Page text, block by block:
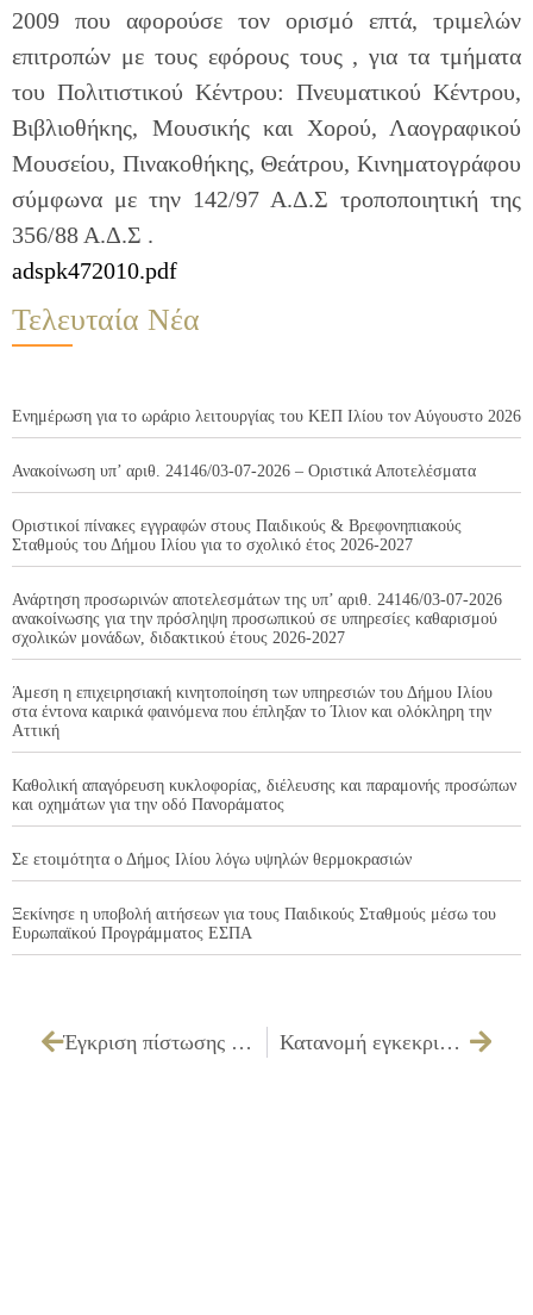
2009 που αφορούσε τον ορισμό επτά, τριμελών
επιτροπών με τους εφόρους τους , για τα τμήματα
του Πολιτιστικού Κέντρου: Πνευματικού Κέντρου,
Βιβλιοθήκης, Μουσικής και Χορού, Λαογραφικού
Μουσείου, Πινακοθήκης, Θεάτρου, Κινηματογράφου
σύμφωνα με την 142/97 Α.Δ.Σ τροποποιητική της
356/88 Α.Δ.Σ .
adspk472010.pdf
Τελευταία Νέα
Ενημέρωση για το ωράριο λειτουργίας του ΚΕΠ Ιλίου τον Αύγουστο 2026
Ανακοίνωση υπ’ αριθ. 24146/03-07-2026 – Οριστικά Αποτελέσματα
Οριστικοί πίνακες εγγραφών στους Παιδικούς & Βρεφονηπιακούς
Σταθμούς του Δήμου Ιλίου για το σχολικό έτος 2026-2027
Ανάρτηση προσωρινών αποτελεσμάτων της υπ’ αριθ. 24146/03-07-2026
ανακοίνωσης για την πρόσληψη προσωπικού σε υπηρεσίες καθαρισμού
σχολικών μονάδων, διδακτικού έτους 2026-2027
Άμεση η επιχειρησιακή κινητοποίηση των υπηρεσιών του Δήμου Ιλίου
στα έντονα καιρικά φαινόμενα που έπληξαν το Ίλιον και ολόκληρη την
Αττική
Καθολική απαγόρευση κυκλοφορίας, διέλευσης και παραμονής προσώπων
και οχημάτων για την οδό Πανοράματος
Σε ετοιμότητα ο Δήμος Ιλίου λόγω υψηλών θερμοκρασιών
Ξεκίνησε η υποβολή αιτήσεων για τους Παιδικούς Σταθμούς μέσω του
Ευρωπαϊκού Προγράμματος ΕΣΠΑ
Έγκριση πίστωσης 1.300,00€ εις βάρος του Κ.Α.10.6266 για συντήρηση εφαρμογών λογισμικού έτους 2010 για την εγγραφή μαθητών στα επιμορφωτικά τμήματα του Πολιτιστικού Κέντρου. Κατανομή εγκεκριμένων θέσεων (τριών ατόμων) μερικής απασχόλησης και έγκριση πίστωσης της δαπάνης 3.590,22€ ως μισθολογική διαφορά που επιβαρύνει το φορέα.